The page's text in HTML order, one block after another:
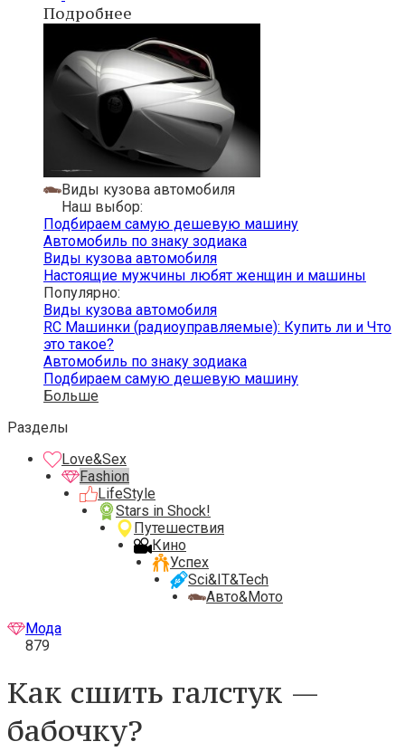
Подробнее
Виды кузова автомобиля
Наш выбор:
Подбираем самую дешевую машину
Автомобиль по знаку зодиака
Виды кузова автомобиля
Настоящие мужчины любят женщин и машины
Популярно:
Виды кузова автомобиля
RC Машинки (радиоуправляемые): Купить ли и Что
это такое?
Автомобиль по знаку зодиака
Подбираем самую дешевую машину
Больше
Разделы
Love&Sex
Fashion
LifeStyle
Stars in Shock!
Путешествия
Кино
Успех
Sci&IT&Tech
Авто&Мото
Мода
879
Как сшить галстук —
бабочку?